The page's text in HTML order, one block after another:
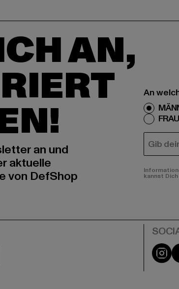
AN,
an und
aktuelle
von DefShop
An
E-MAIL
kannst